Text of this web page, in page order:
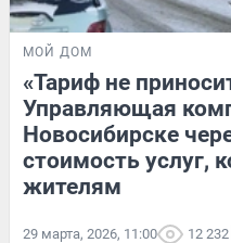
МОЙ ДОМ
«Тариф не
Управляющая
Новосибирске
стоимость услуг,
жителям
29 марта, 2026, 11:00 12 232